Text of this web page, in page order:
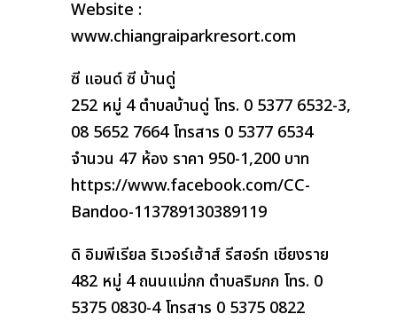
Website :
www.chiangraiparkresort.com
ซี แอนด์ ซี บ้านดู่
252 หมู่ 4 ตำบลบ้านดู่ โทร. 0 5377 6532-3,
08 5652 7664 โทรสาร 0 5377 6534
จำนวน 47 ห้อง ราคา 950-1,200 บาท
https://www.facebook.com/CC-
Bandoo-113789130389119
ดิ อิมพีเรียล ริเวอร์เฮ้าส์ รีสอร์ท เชียงราย
482 หมู่ 4 ถนนแม่กก ตำบลริมกก โทร. 0
5375 0830-4 โทรสาร 0 5375 0822